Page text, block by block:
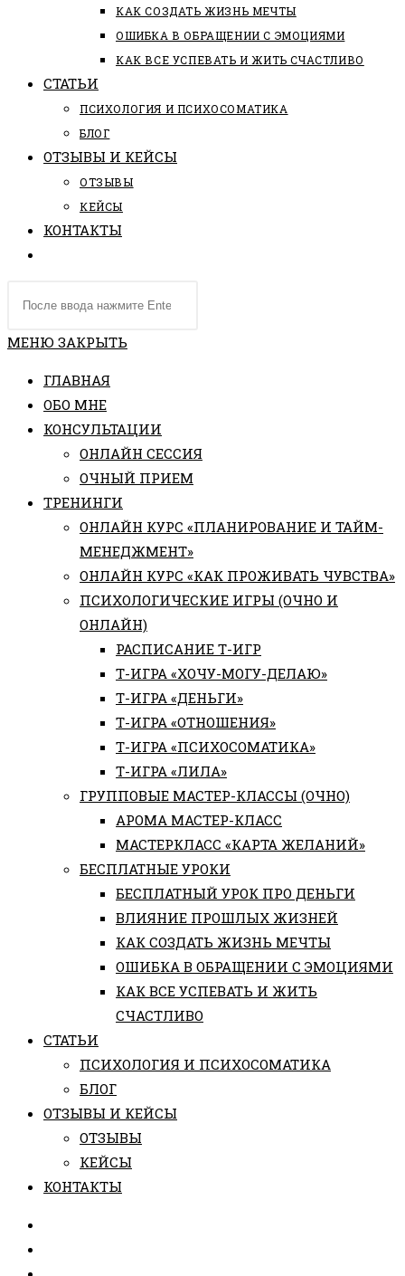
КАК СОЗДАТЬ ЖИЗНЬ МЕЧТЫ
ОШИБКА В ОБРАЩЕНИИ С ЭМОЦИЯМИ
КАК ВСЕ УСПЕВАТЬ И ЖИТЬ СЧАСТЛИВО
СТАТЬИ
ПCИХОЛОГИЯ И ПСИХОСОМАТИКА
БЛОГ
ОТЗЫВЫ И КЕЙСЫ
ОТЗЫВЫ
КЕЙСЫ
КОНТАКТЫ
ПО
САЙТУ
сайте
МЕНЮ ЗАКРЫТЬ
ГЛАВНАЯ
ОБО МНЕ
КОНСУЛЬТАЦИИ
ОНЛАЙН СЕССИЯ
ОЧНЫЙ ПРИЕМ
ТРЕНИНГИ
ОНЛАЙН КУРС «ПЛАНИРОВАНИЕ И ТАЙМ-
МЕНЕДЖМЕНТ»
ОНЛАЙН КУРС «КАК ПРОЖИВАТЬ ЧУВСТВА»
ПСИХОЛОГИЧЕСКИЕ ИГРЫ (ОЧНО И
ОНЛАЙН)
РАСПИСАНИЕ Т-ИГР
Т-ИГРА «ХОЧУ-МОГУ-ДЕЛАЮ»
Т-ИГРА «ДЕНЬГИ»
Т-ИГРА «ОТНОШЕНИЯ»
Т-ИГРА «ПСИХОСОМАТИКА»
Т-ИГРА «ЛИЛА»
ГРУППОВЫЕ МАСТЕР-КЛАССЫ (ОЧНО)
АРОМА МАСТЕР-КЛАСС
МАСТЕРКЛАСС «КАРТА ЖЕЛАНИЙ»
БЕСПЛАТНЫЕ УРОКИ
БЕСПЛАТНЫЙ УРОК ПРО ДЕНЬГИ
ВЛИЯНИЕ ПРОШЛЫХ ЖИЗНЕЙ
КАК СОЗДАТЬ ЖИЗНЬ МЕЧТЫ
ОШИБКА В ОБРАЩЕНИИ С ЭМОЦИЯМИ
КАК ВСЕ УСПЕВАТЬ И ЖИТЬ
СЧАСТЛИВО
СТАТЬИ
ПCИХОЛОГИЯ И ПСИХОСОМАТИКА
БЛОГ
ОТЗЫВЫ И КЕЙСЫ
ОТЗЫВЫ
КЕЙСЫ
КОНТАКТЫ